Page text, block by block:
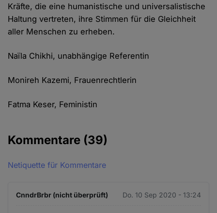
Kräfte, die eine humanistische und universalistische
Haltung vertreten, ihre Stimmen für die Gleichheit
aller Menschen zu erheben.
Naïla Chikhi, unabhängige Referentin
Monireh Kazemi, Frauenrechtlerin
Fatma Keser, Feministin
Kommentare (39)
Netiquette für Kommentare
CnndrBrbr (nicht überprüft) Do. 10 Sep 2020 - 13:24